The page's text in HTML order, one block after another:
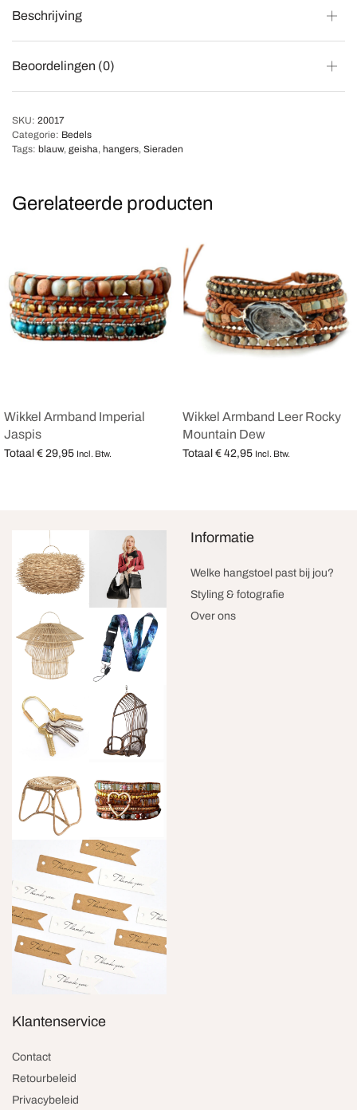
Beschrijving
Beoordelingen (0)
SKU: 20017
Categorie: Bedels
Tags: blauw, geisha, hangers, Sieraden
Gerelateerde producten
Wikkel Armband Imperial
Jaspis
Totaal € 29,95 Incl. Btw.
Wikkel Armband Leer Rocky
Mountain Dew
Totaal € 42,95 Incl. Btw.
Informatie
Welke hangstoel past bij jou?
Styling & fotografie
Over ons
Klantenservice
Contact
Retourbeleid
Privacybeleid